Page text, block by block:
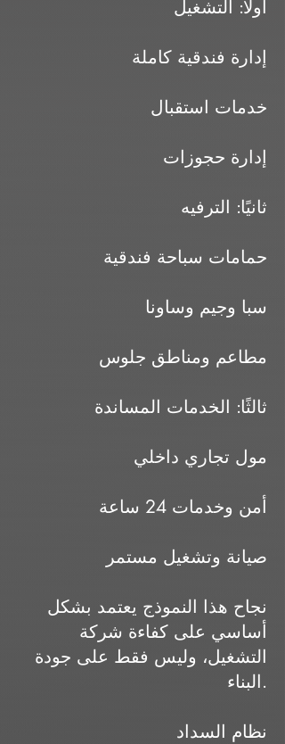
أولًا: التشغيل
إدارة فندقية كاملة
خدمات استقبال
إدارة حجوزات
ثانيًا: الترفيه
حمامات سباحة فندقية
سبا وجيم وساونا
مطاعم ومناطق جلوس
ثالثًا: الخدمات المساندة
مول تجاري داخلي
أمن وخدمات 24 ساعة
صيانة وتشغيل مستمر
نجاح هذا النموذج يعتمد بشكل
أساسي على كفاءة شركة
التشغيل، وليس فقط على جودة
البناء.
نظام السداد